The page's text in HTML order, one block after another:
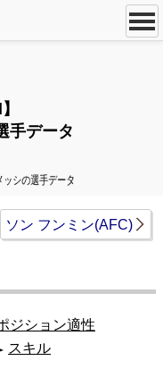
手データ
ッシの選手データ
ソン フンミン(AFC)
ジション適性
スキル